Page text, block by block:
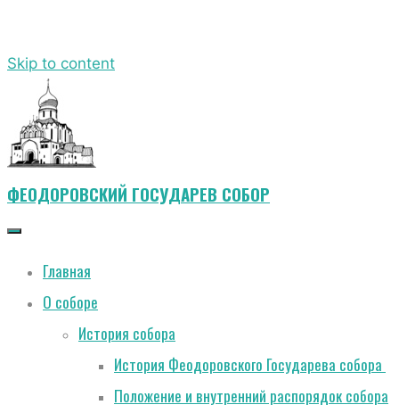
Skip to content
ФЕОДОРОВСКИЙ ГОСУДАРЕВ СОБОР
Главная
О соборе
История собора
История Феодоровского Государева собора
Положение и внутренний распорядок собора